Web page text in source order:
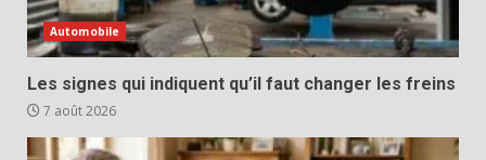
Automobile
Les signes qui indiquent qu’il faut changer les freins
7 août 2026